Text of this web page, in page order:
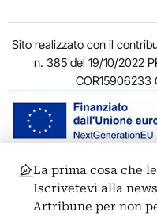
Sito realizzato con il
n. 385 del 19/10/2022
COR15906233
© 2011-2026 ARTRIBUNE
00186 Roma - P.I.
Privacy: Responsabile della
La prima cosa che
Iscrivetevi alla
Artribune per non